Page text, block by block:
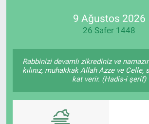
9 Ağustos 2026
26 Safer 1448
Rabbinizi devamlı zikrediniz ve
kılınız, muhakkak Allah Azze ve
kat verir. (Hadis-i şerif)
Kültür Sanat
Politika
Sağlık